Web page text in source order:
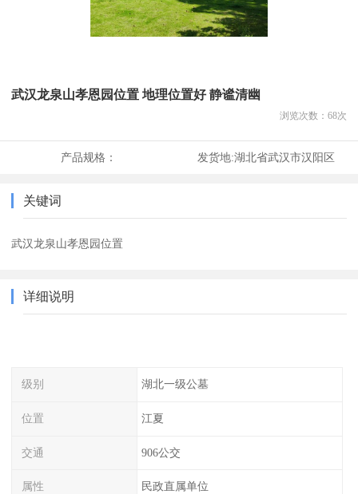
武汉龙泉山孝恩园位置 地理位置好 静谧清幽
浏览次数： 68次
产品规格： 发货地:湖北省武汉市汉阳区
关键词
武汉龙泉山孝恩园位置
详细说明
级别 湖北一级公墓
位置 江夏
交通 906公交
属性 民政直属单位